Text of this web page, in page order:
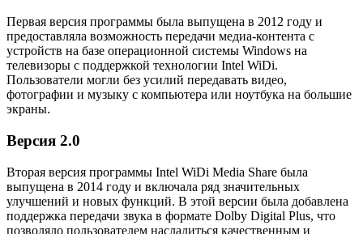
Первая версия программы была выпущена в 2012 году и
предоставляла возможность передачи медиа-контента с
устройств на базе операционной системы Windows на
телевизоры с поддержкой технологии Intel WiDi.
Пользователи могли без усилий передавать видео,
фотографии и музыку с компьютера или ноутбука на большие
экраны.
Версия 2.0
Вторая версия программы Intel WiDi Media Share была
выпущена в 2014 году и включала ряд значительных
улучшений и новых функций. В этой версии была добавлена
поддержка передачи звука в формате Dolby Digital Plus, что
позволяло пользователем насладиться качественным и